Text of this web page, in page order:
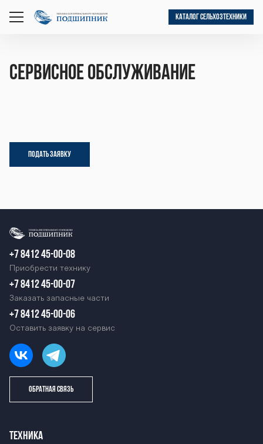
открыть
КАТАЛОГ СЕЛЬХОЗТЕХНИКИ
Сервисное обслуживание
ПОДАТЬ ЗАЯВКУ
+7 8412 45-00-08
Приобрести технику
+7 8412 45-00-07
Заказать запасные части
+7 8412 45-00-06
Оставить заявку на сервис
ОБРАТНАЯ СВЯЗЬ
ТЕХНИКА